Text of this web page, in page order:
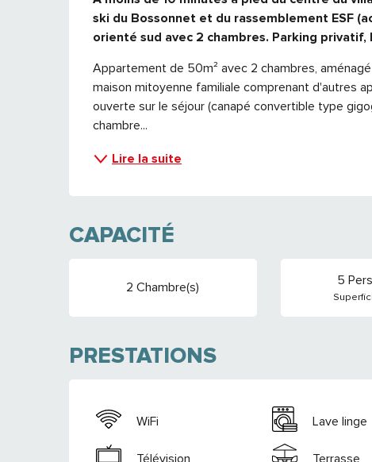
ski du Bossonnet et du rassemblement ESF
orienté sud avec 2 chambres. Parking privatif,
Appartement de 50m² avec 2 chambres,
maison mitoyenne familiale comprenant d'autres
ouverte sur le séjour (canapé convertible type
chambre...
Lire la suite
CAPACITÉ
2 Chambre(s) 5
PRESTATIONS
WiFi Lave linge